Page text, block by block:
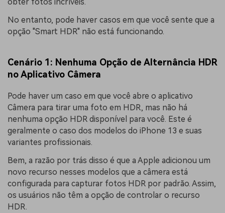
No entanto, pode haver casos em que você sente que a
opção "Smart HDR" não está funcionando.
Cenário 1: Nenhuma Opção de Alternância HDR
no Aplicativo Câmera
Pode haver um caso em que você abre o aplicativo
Câmera para tirar uma foto em HDR, mas não há
nenhuma opção HDR disponível para você. Este é
geralmente o caso dos modelos do iPhone 13 e suas
variantes profissionais.
Bem, a razão por trás disso é que a Apple adicionou um
novo recurso nesses modelos que a câmera está
configurada para capturar fotos HDR por padrão. Assim,
os usuários não têm a opção de controlar o recurso
HDR.